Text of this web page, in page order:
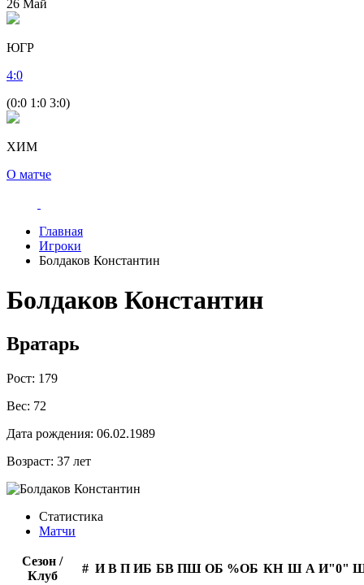
26 Май
ЮГР
4:0
(0:0 1:0 3:0)
ХИМ
О матче
Главная
Игроки
Болдаков Константин
Болдаков Константин
Вратарь
Рост: 179
Вес: 72
Дата рождения: 06.02.1989
Возраст: 37 лет
Статистика
Матчи
Сезон /
Клуб
# И В П ИБ БВ ПШ ОБ %ОБ КН Ш А И"0"